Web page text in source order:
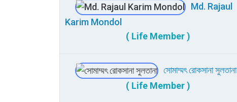
Md. Rajaul
Karim Mondol
( Life Member )
সোমাম্মৎ রোকসানা সুলতানা
( Life Member )